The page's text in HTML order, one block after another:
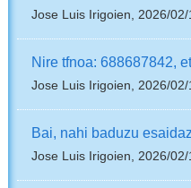
Jose Luis Irigoien, 2026/02/
Nire tfnoa: 688687842,
Jose Luis Irigoien, 2026/
Bai, nahi baduzu
Jose Luis Irigoien, 2026/02/